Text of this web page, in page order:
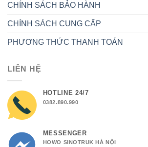
CHÍNH SÁCH BẢO HÀNH
CHÍNH SÁCH CUNG CẤP
PHƯƠNG THỨC THANH TOÁN
LIÊN HỆ
HOTLINE 24/7
0382.890.990
MESSENGER
HOWO SINOTRUK HÀ NỘI